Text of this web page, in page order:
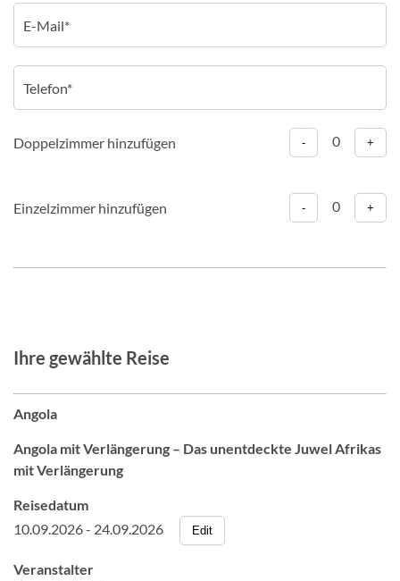
Doppelzimmer hinzufügen - 0 +
Einzelzimmer hinzufügen - 0 +
Ihre gewählte Reise
Angola
Angola mit Verlängerung – Das unentdeckte Juwel Afrikas
mit Verlängerung
Reisedatum
10.09.2026 - 24.09.2026
Edit
Veranstalter